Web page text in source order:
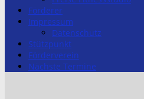
Förderer
Impressum
Datenschutz
Stützpunkt
Förderverein
Nächste Termine